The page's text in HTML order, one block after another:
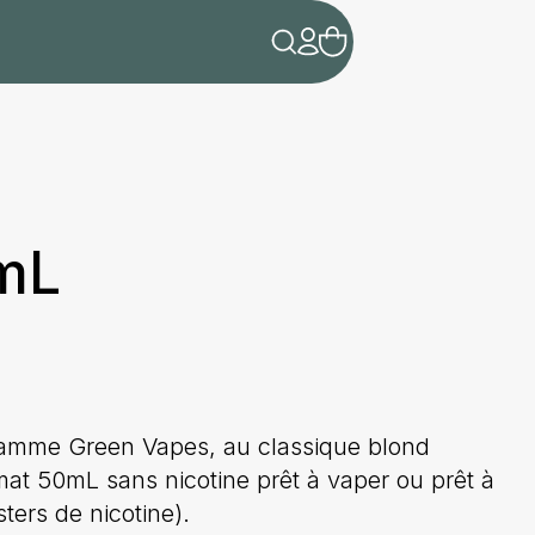
Green Vapes, au classique blond
50mL sans nicotine prêt à vaper ou prêt à
de nicotine).